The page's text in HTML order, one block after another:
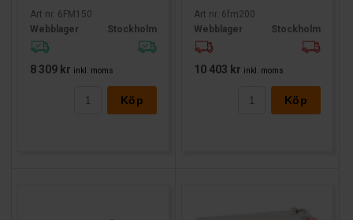
Art nr. 6FM150
Webblager
Stockholm
8 309 kr inkl. moms
Köp
Art nr. 6fm200
Webblager
Stockholm
10 403 kr inkl. moms
Köp